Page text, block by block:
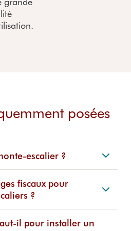
posées
escalier ?
fiscaux pour
?
il pour installer un